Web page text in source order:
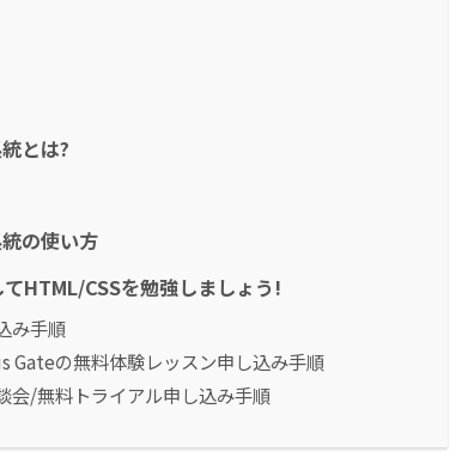
とは?
の使い方
HTML/CSSを勉強しましょう!
み手順
の無料体験レッスン申し込み手順
会/無料トライアル申し込み手順